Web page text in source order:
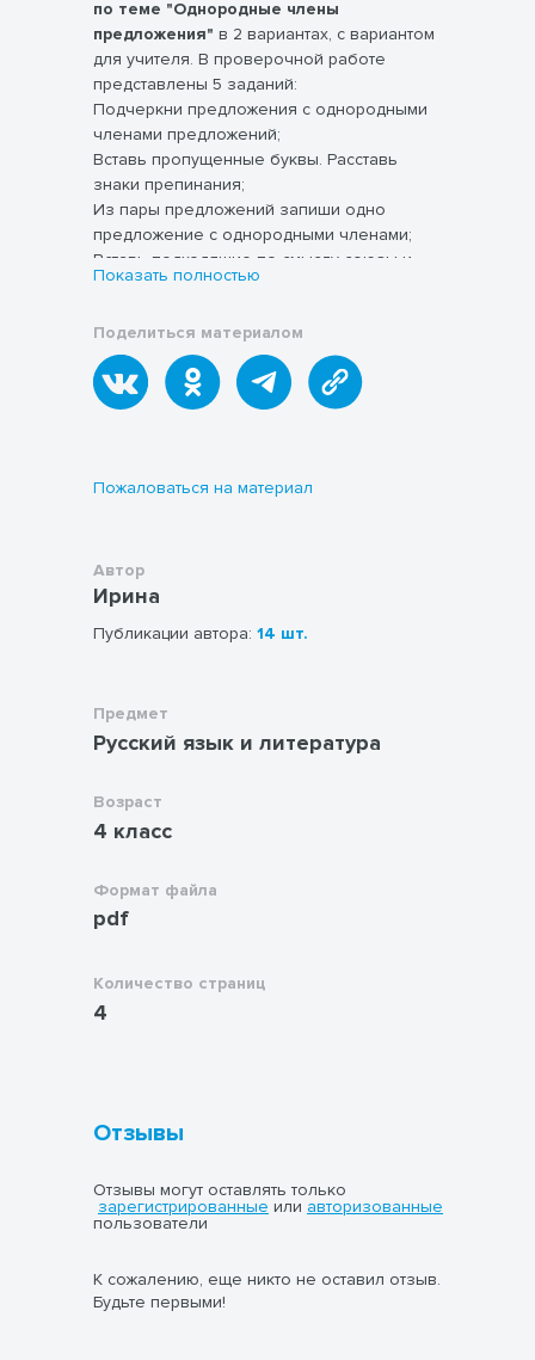
по теме "Однородные члены
предложения" в 2 вариантах, с вариантом
для учителя. В проверочной работе
представлены 5 заданий:
Подчеркни предложения с однородными
членами предложений;
Вставь пропущенные буквы. Расставь
знаки препинания;
Из пары предложений запиши одно
предложение с однородными членами;
Вставь подходящие по смыслу союзы и
где нужно запятые;
Показать полностью
Поделиться материалом
Пожаловаться на материал
Автор
Ирина
Публикации автора: 14 шт.
Предмет
Русский язык и литература
Возраст
4 класс
Формат файла
pdf
Количество страниц
4
Отзывы
Отзывы могут оставлять только
зарегистрированные или авторизованные
пользователи
К сожалению, еще никто не оставил отзыв.
Будьте первыми!